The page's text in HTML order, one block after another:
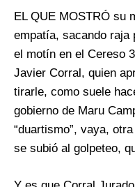
EL QUE MOSTRÓ su
empatía, sacando
el motín en el Cereso
Javier Corral, quien
tirarle, como suele
gobierno de Maru
“duartismo”, vaya,
se subió al golpeteo,